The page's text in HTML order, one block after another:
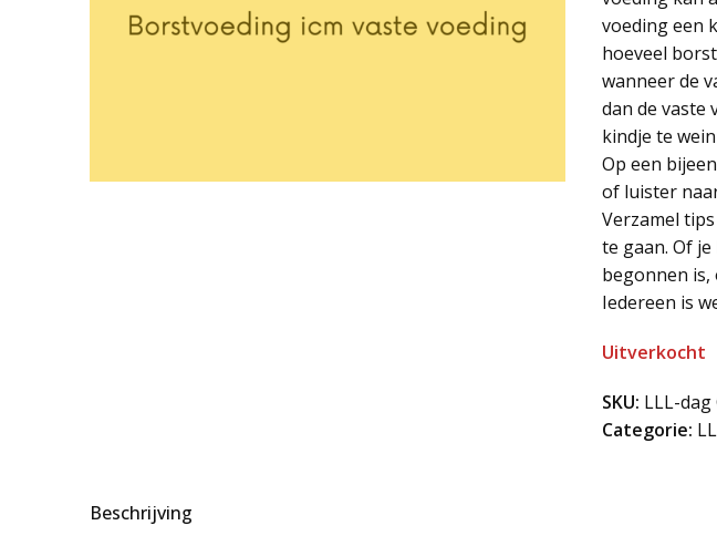
voeding een
hoeveel
wanneer de
dan de vaste
kindje te
Op een
of luister
Verzamel
te gaan. Of
begonnen is,
Iedereen is
Uitverkocht
SKU: LLL-dag
Categorie:
Beschrijving